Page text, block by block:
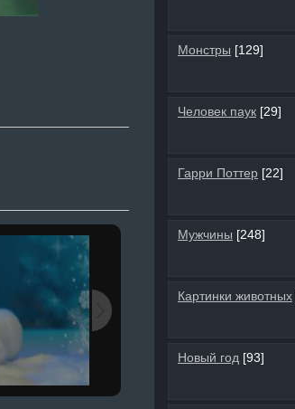
Монстры [129]
Человек паук [29]
Гарри Поттер [22]
Мужчины [248]
Картинки животных
Новый год [93]